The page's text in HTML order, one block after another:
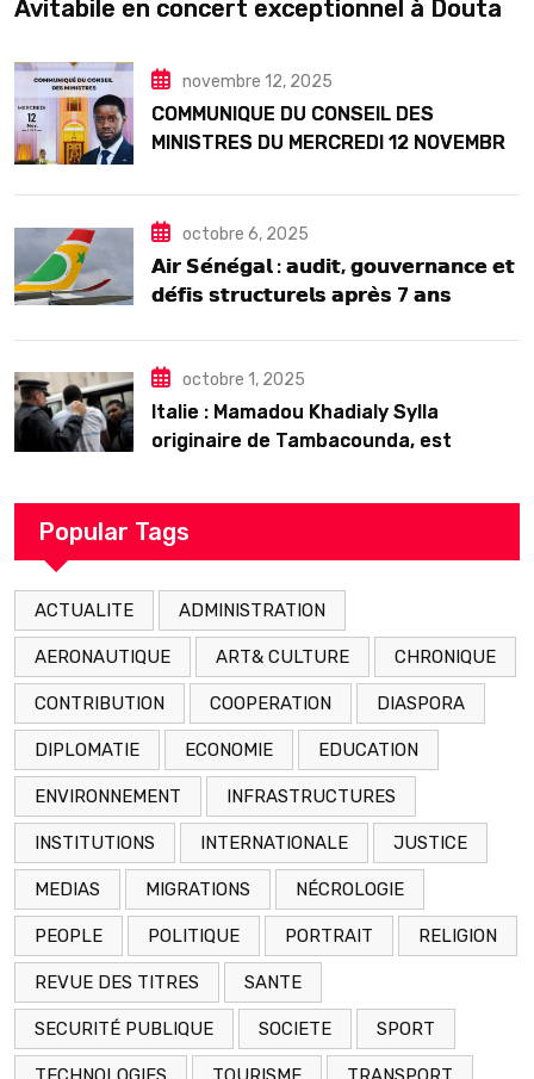
Avitabile en concert exceptionnel à Douta
novembre 12, 2025
COMMUNIQUE DU CONSEIL DES
MINISTRES DU MERCREDI 12 NOVEMBRE
octobre 6, 2025
𝗔𝗶𝗿 𝗦𝗲́𝗻𝗲́𝗴𝗮𝗹 : 𝗮𝘂𝗱𝗶𝘁, 𝗴𝗼𝘂𝘃𝗲𝗿𝗻𝗮𝗻𝗰𝗲 𝗲𝘁
𝗱𝗲́𝗳𝗶𝘀 𝘀𝘁𝗿𝘂𝗰𝘁𝘂𝗿𝗲𝗹𝘀 𝗮𝗽𝗿𝗲̀𝘀 7 𝗮𝗻𝘀
octobre 1, 2025
Italie : Mamadou Khadialy Sylla
originaire de Tambacounda, est
arrestation
Popular Tags
ACTUALITE ADMINISTRATION
AERONAUTIQUE ART& CULTURE CHRONIQUE
CONTRIBUTION COOPERATION DIASPORA
DIPLOMATIE ECONOMIE EDUCATION
ENVIRONNEMENT INFRASTRUCTURES
INSTITUTIONS INTERNATIONALE JUSTICE
MEDIAS MIGRATIONS NÉCROLOGIE
PEOPLE POLITIQUE PORTRAIT RELIGION
REVUE DES TITRES SANTE
SECURITÉ PUBLIQUE SOCIETE SPORT